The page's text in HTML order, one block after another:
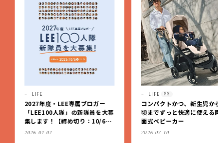
LIFE
2027年度・LEE専属ブロガー
「LEE100人隊」の新隊員を大募
集します！【締め切り：10/6
（火）】
2026.07.07
LIFE PR
コンパクトかつ、新生児か
頃までずっと快適に使える
面式ベビーカー
2026.07.10